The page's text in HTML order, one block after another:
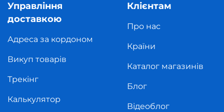
Управління
доставкою
Адреса за кордоном
Викуп товарів
Трекінг
Калькулятор
Клієнтам
Про нас
Країни
Каталог магазинів
Блог
Відеоблог